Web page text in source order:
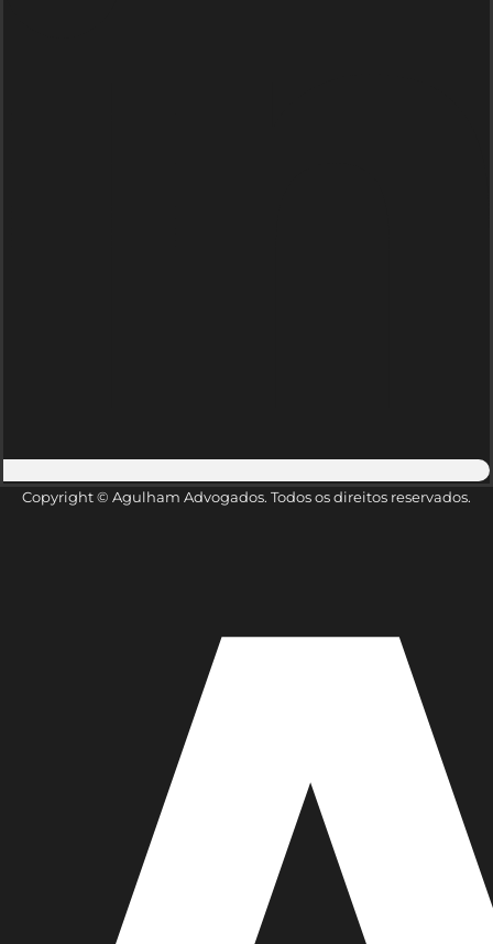
Copyright © Agulham Advogados. Todos os direitos reservados.